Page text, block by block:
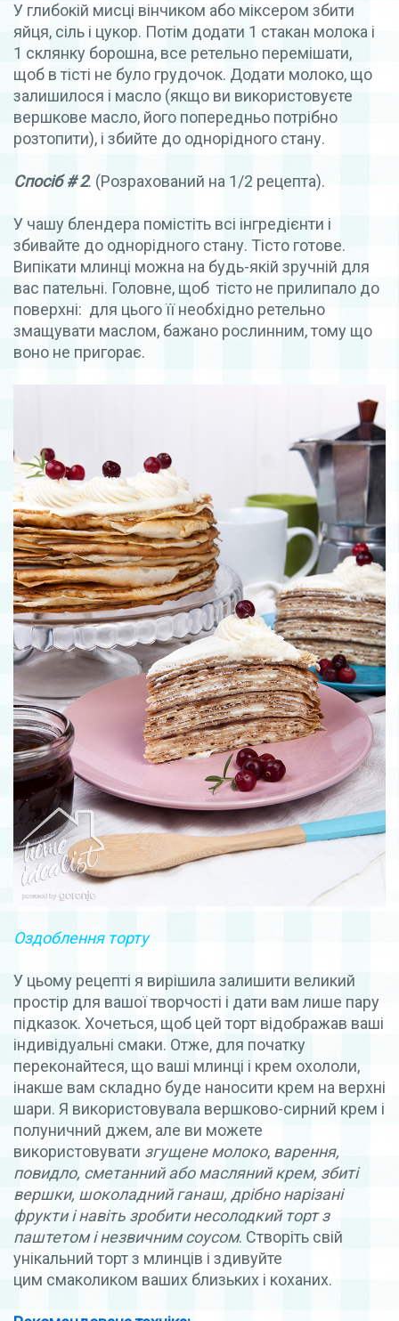
У глибокій мисці вінчиком або міксером збити
яйця, сіль і цукор. Потім додати 1 стакан молока і
1 склянку борошна, все ретельно перемішати,
щоб в тісті не було грудочок. Додати молоко, що
залишилося і масло (якщо ви використовуєте
вершкове масло, його попередньо потрібно
розтопити), і збийте до однорідного стану.
Спосіб # 2. (Розрахований на 1/2 рецепта).
У чашу блендера помістіть всі інгредієнти і
збивайте до однорідного стану. Тісто готове.
Випікати млинці можна на будь-якій зручній для
вас пательні. Головне, щоб тісто не прилипало до
поверхні: для цього її необхідно ретельно
змащувати маслом, бажано рослинним, тому що
воно не пригорає.
Оздоблення торту
У цьому рецепті я вирішила залишити великий
простір для вашої творчості і дати вам лише пару
підказок. Хочеться, щоб цей торт відображав ваші
індивідуальні смаки. Отже, для початку
переконайтеся, що ваші млинці і крем охололи,
інакше вам складно буде наносити крем на верхні
шари. Я використовувала вершково-сирний крем і
полуничний джем, але ви можете
використовувати згущене молоко, варення,
повидло, сметанний або масляний крем, збиті
вершки, шоколадний ганаш, дрібно нарізані
фрукти і навіть зробити несолодкий торт з
паштетом і незвичним соусом. Створіть свій
унікальний торт з млинців і здивуйте
цим смаколиком ваших близьких і коханих.